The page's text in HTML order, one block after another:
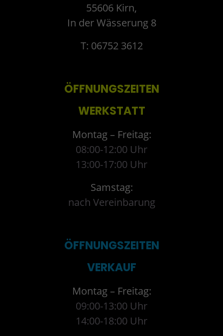
55606 Kirn,
In der Wässerung 8
T: 06752 3612
ÖFFNUNGSZEITEN
WERKSTATT
Montag – Freitag:
08:00-12:00 Uhr
13:00-17:00 Uhr
Samstag:
nach Vereinbarung
ÖFFNUNGSZEITEN
VERKAUF
Montag – Freitag:
09:00-13:00 Uhr
14:00-18:00 Uhr